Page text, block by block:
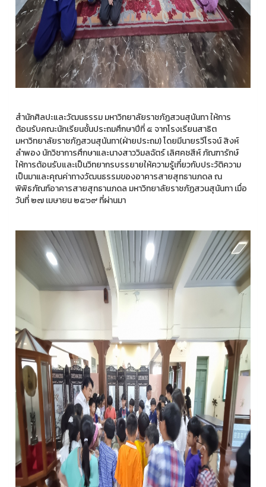
สำนักศิลปะและวัฒนธรรม มหาวิทยาลัยราชภัฏสวนสุนันทา ให้การ
ต้อนรับคณะนักเรียนชั้นประถมศึกษาปีที่ ๕ จากโรงเรียนสาธิต
มหาวิทยาลัยราชภัฏสวนสุนันทา(ฝ่ายประถม) โดยมีนายรวีโรจน์ สิงห์
ลำพอง นักวิชาการศึกษาและนางสาววิมลฉัตร์ เลิศคชสีห์ ภัณฑารักษ์
ให้การต้อนรับและเป็นวิทยากรบรรยายให้ความรู้เกี่ยวกับประวัติความ
เป็นมาและคุณค่าทางวัฒนธรรมของอาคารสายสุทธานภดล ณ
พิพิธภัณฑ์อาคารสายสุทธานภดล มหาวิทยาลัยราชภัฏสวนสุนันทา เมื่อ
วันที่ ๒๗ เมษายน ๒๕๖๙ ที่ผ่านมา